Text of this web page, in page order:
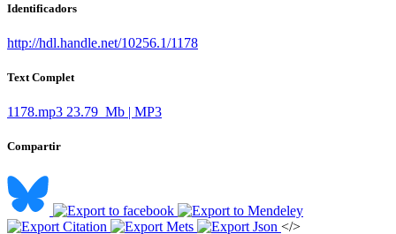
Identificadors
http://hdl.handle.net/10256.1/1178
Text Complet
1178.mp3 23.79 Mb | MP3
Compartir
</>